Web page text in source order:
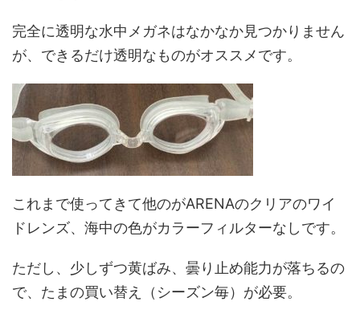
完全に透明な水中メガネはなかなか見つかりません
が、できるだけ透明なものがオススメです。
これまで使ってきて他のがARENAのクリアのワイ
ドレンズ、海中の色がカラーフィルターなしです。
ただし、少しずつ黄ばみ、曇り止め能力が落ちるの
で、たまの買い替え（シーズン毎）が必要。